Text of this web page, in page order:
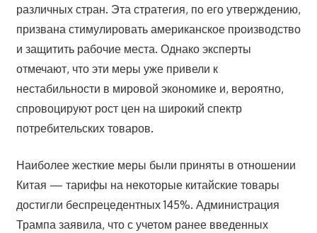
различных стран. Эта стратегия, по его утверждению,
призвана стимулировать американское производство
и защитить рабочие места. Однако эксперты
отмечают, что эти меры уже привели к
нестабильности в мировой экономике и, вероятно,
спровоцируют рост цен на широкий спектр
потребительских товаров.
Наиболее жесткие меры были приняты в отношении
Китая — тарифы на некоторые китайские товары
достигли беспрецедентных 145%. Администрация
Трампа заявила, что с учетом ранее введенных